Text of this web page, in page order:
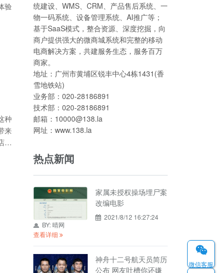
微信客服
验
种
来
线
统建设、WMS、CRM、产品售后系统、一
物一码系统、设备管理系统、AI推广等；
基于SaaS模式，整合资源、深度挖掘，向
商户提供强大的微商城系统和完整的移动
电商解决方案，共建服务生态，服务百万
商家。
地址：广州市黄埔区锐丰中心4栋1431(香
雪地铁站)
业务部：020-28186891
技术部：020-28186891
邮箱：10000@138.la
网址：www.138.la
热点新闻
家属未授权操场埋尸案
改编电影
2021/8/12 16:27:24
BY:晴网
查看详细
神舟十二号航天员简历
公布 网友吐槽你还嫌